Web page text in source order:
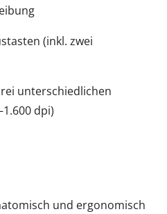
(inkl. zwei
unterschiedlichen
dpi)
und ergonomisch